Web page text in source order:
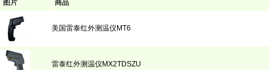
图片
商品
美国雷泰红外测温仪MT6
雷泰红外测温仪MX2TDSZU